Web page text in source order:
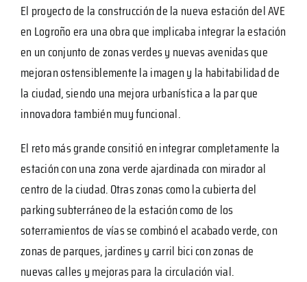
El proyecto de la construcción de la nueva estación del AVE
en Logroño era una obra que implicaba integrar la estación
en un conjunto de zonas verdes y nuevas avenidas que
mejoran ostensiblemente la imagen y la habitabilidad de
la ciudad, siendo una mejora urbanística a la par que
innovadora también muy funcional.
El reto más grande consitió en integrar completamente la
estación con una zona verde ajardinada con mirador al
centro de la ciudad. Otras zonas como la cubierta del
parking subterráneo de la estación como de los
soterramientos de vías se combinó el acabado verde, con
zonas de parques, jardines y carril bici con zonas de
nuevas calles y mejoras para la circulación vial.